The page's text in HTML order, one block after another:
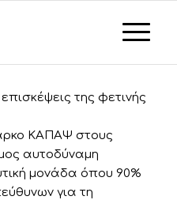
της φετινής
ΚΑΠΑΨ στους
αυτοδύναμη
μονάδα όπου 90%
για τη